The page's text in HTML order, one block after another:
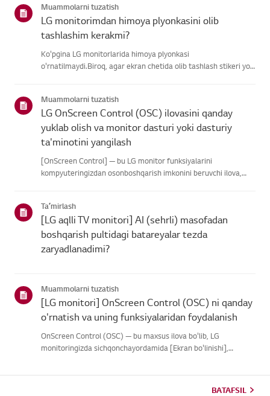
borliginitasdiqlan...
Muammolarni tuzatish
LG monitorimdan himoya plyonkasini olib
tashlashim kerakmi?
Ko'pgina LG monitorlarida himoya plyonkasi
o'rnatilmaydi.Biroq, agar ekran chetida olib tashlash stikeri yoki
Ko'pgina L...
Muammolarni tuzatish
LG OnScreen Control (OSC) ilovasini qanday
yuklab olish va monitor dasturi yoki dasturiy
ta'minotini yangilash
[OnScreen Control] — bu LG monitor funksiyalarini
kompyuteringizdan osonboshqarish imkonini beruvchi ilova,
uchun il...
Taʼmirlash
[LG aqlli TV monitori] AI (sehrli) masofadan
boshqarish pultidagi batareyalar tezda
zaryadlanadimi?
Muammolarni tuzatish
[LG monitori] OnScreen Control (OSC) ni qanday
o'rnatish va uning funksiyalaridan foydalanish
OnScreen Control (OSC) — bu maxsus ilova bo'lib, LG
monitoringizda sichqonchayordamida [Ekran bo'linishi],
BATAFSIL